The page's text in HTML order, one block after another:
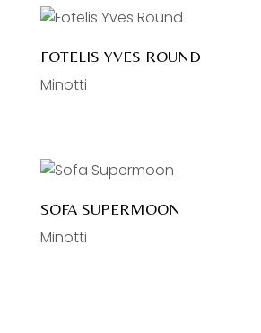
FOTELIS YVES ROUND
Minotti
SOFA SUPERMOON
Minotti